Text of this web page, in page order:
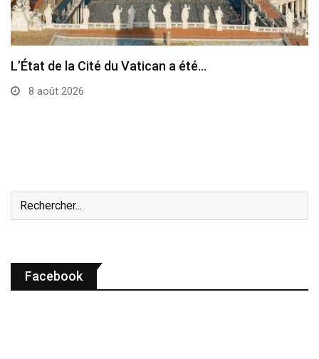
L’État de la Cité du Vatican a été…
8 août 2026
Facebook